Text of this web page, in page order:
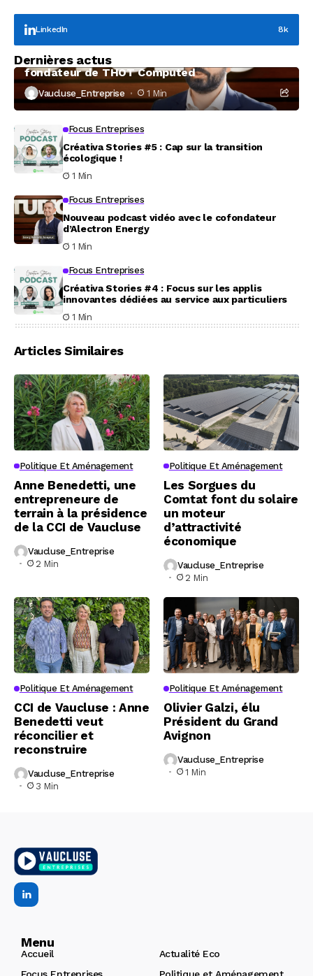
LinkedIn 8k
Dernières actus
À la rencontre de Christophe Coeffier, dirigeant
fondateur de THOT Computed
Vaucluse_Entreprise 1 Min
Focus Entreprises
Créativa Stories #5 : Cap sur la transition
écologique !
1 Min
Focus Entreprises
Nouveau podcast vidéo avec le cofondateur
d’Alectron Energy
1 Min
Focus Entreprises
Créativa Stories #4 : Focus sur les applis
innovantes dédiées au service aux particuliers
1 Min
Articles Similaires
Politique Et Aménagement
Anne Benedetti, une
entrepreneure de
terrain à la présidence
de la CCI de Vaucluse
Vaucluse_Entreprise
2 Min
Politique Et Aménagement
Les Sorgues du
Comtat font du solaire
un moteur
d’attractivité
économique
Vaucluse_Entreprise
2 Min
Politique Et Aménagement
CCI de Vaucluse : Anne
Benedetti veut
réconcilier et
reconstruire
Vaucluse_Entreprise
3 Min
Politique Et Aménagement
Olivier Galzi, élu
Président du Grand
Avignon
Vaucluse_Entreprise
1 Min
Menu
Accueil
Actualité Eco